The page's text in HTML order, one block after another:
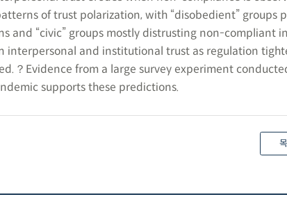
of trust polarization, with “disobedient” groups
and “civic” groups mostly distrusting non-compliant
interpersonal and institutional trust as regulation
？Evidence from a large survey experiment
supports these predictions.